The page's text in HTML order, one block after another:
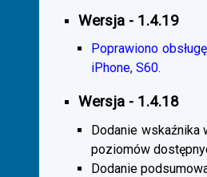
Wersja - 1.4.19
Poprawiono
iPhone, S60.
Wersja - 1.4.18
Dodanie wskaźnika
poziomów
Dodanie